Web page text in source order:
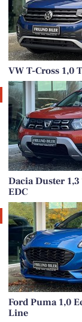
VW T-Cross 1,0
Dacia Duster
EDC
Ford Puma 1,0
Line